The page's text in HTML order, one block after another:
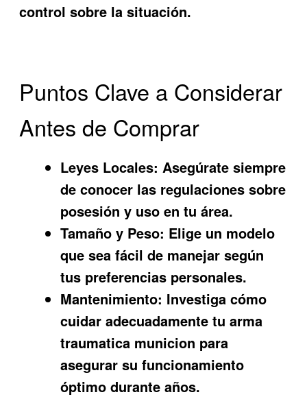
control sobre la situación.
Puntos Clave a Considerar
Antes de Comprar
Leyes Locales: Asegúrate siempre
de conocer las regulaciones sobre
posesión y uso en tu área.
Tamaño y Peso: Elige un modelo
que sea fácil de manejar según
tus preferencias personales.
Mantenimiento: Investiga cómo
cuidar adecuadamente tu arma
traumatica municion para
asegurar su funcionamiento
óptimo durante años.